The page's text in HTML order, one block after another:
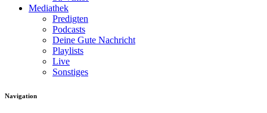
Mediathek
Predigten
Podcasts
Deine Gute Nachricht
Playlists
Live
Sonstiges
Navigation